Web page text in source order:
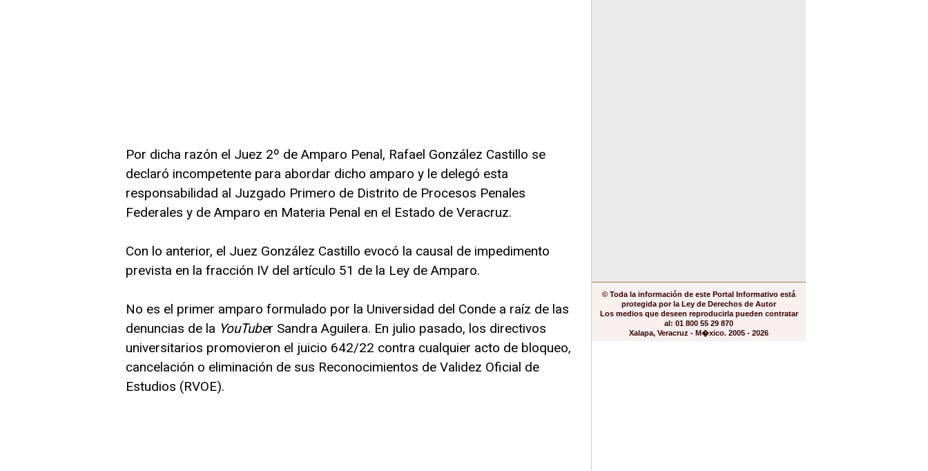
Por dicha razón el Juez 2º de Amparo Penal, Rafael González Castillo se
declaró incompetente para abordar dicho amparo y le delegó esta
responsabilidad al Juzgado Primero de Distrito de Procesos Penales
Federales y de Amparo en Materia Penal en el Estado de Veracruz.
Con lo anterior, el Juez González Castillo evocó la causal de impedimento
prevista en la fracción IV del artículo 51 de la Ley de Amparo.
No es el primer amparo formulado por la Universidad del Conde a raíz de las
denuncias de la YouTuber Sandra Aguilera. En julio pasado, los directivos
universitarios promovieron el juicio 642/22 contra cualquier acto de bloqueo,
cancelación o eliminación de sus Reconocimientos de Validez Oficial de
Estudios (RVOE).
© Toda la información de este Portal Informativo está
protegida por la Ley de Derechos de Autor
Los medios que deseen reproducirla pueden contratar
al: 01 800 55 29 870
Xalapa, Veracruz - M�xico. 2005 - 2026